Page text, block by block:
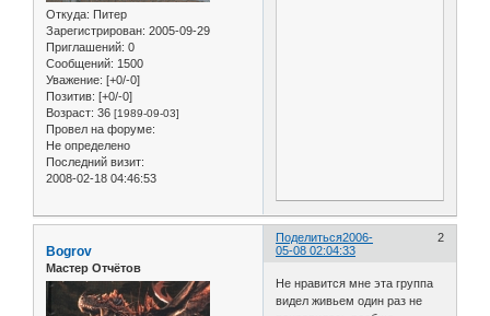
Откуда: Питер
Зарегистрирован: 2005-09-29
Приглашений: 0
Сообщений: 1500
Уважение: [+0/-0]
Позитив: [+0/-0]
Возраст: 36 [1989-09-03]
Провел на форуме:
Не определено
Последний визит:
2008-02-18 04:46:53
Поделиться 2
2006-
05-08 02:04:33
Bogrov
Мастер Отчётов
Не нравится мне эта группа
видел живьем один раз не